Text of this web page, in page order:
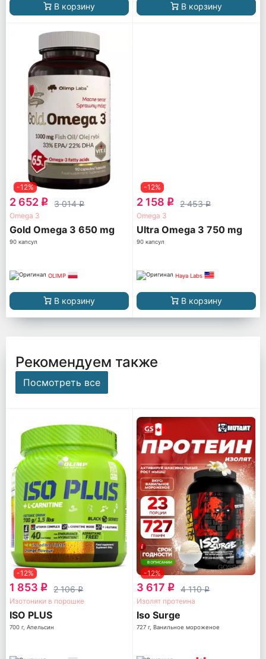
В корзину В корзину
-12%
2 652 q 3 014q
Omega 3
Gold Omega 3 650 mg
90 капсул
OLIMP
В корзину
-12%
2 158 q 2 453q
Omega 3
Ultra Omega 3 750 mg
90 капсул
Haya Labs
В корзину
Рекомендуем также
Посмотреть все
-12%
1 853 q 2 106q
Изотоники в порошке
ISO PLUS
700 г, Апельсин
-12%
3 617 q 4 110q
Изолят протеина
Iso Surge
727 г, Ванильное мороженое